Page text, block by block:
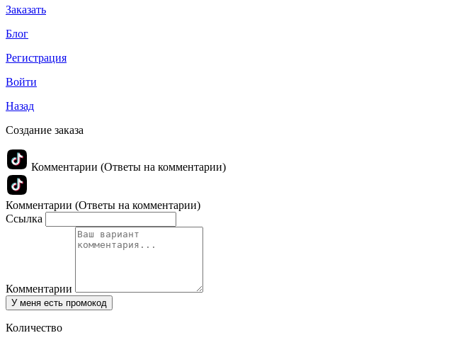
Заказать
Блог
Регистрация
Войти
Назад
Создание заказа
Комментарии (Ответы на комментарии)
Комментарии (Ответы на комментарии)
Ссылка
Комментарии
У меня есть промокод
Количество